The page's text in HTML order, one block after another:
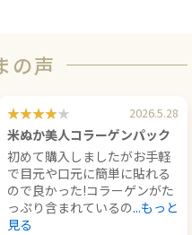
の声
2026.5.28
米ぬか美人コラーゲンパック
初めて購入しましたがお手軽
で目元や口元に簡単に貼れる
ので良かった!コラーゲンがた
っぷり含まれているの...もっと
見る